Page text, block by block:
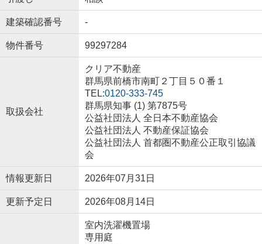
建築確認番号 -
物件番号 99297284
取扱会社
クリア不動産
群馬県前橋市南町２丁目５０番１
TEL:0120-333-745
群馬県知事 (1) 第7875号
公益社団法人 全日本不動産協会
公益社団法人 不動産保証協会
公益社団法人 首都圏不動産公正取引協議
会
情報更新日 2026年07月31日
更新予定日 2026年08月14日
室内洗濯機置場
専用庭